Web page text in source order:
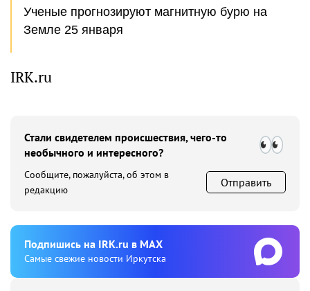
Ученые прогнозируют магнитную бурю на
Земле 25 января
IRK.ru
Стали свидетелем происшествия, чего-то
необычного и интересного?
Сообщите, пожалуйста, об этом в
редакцию
Отправить
Подпишиcь на IRK.ru в MAX
Cамые свежие новости Иркутска